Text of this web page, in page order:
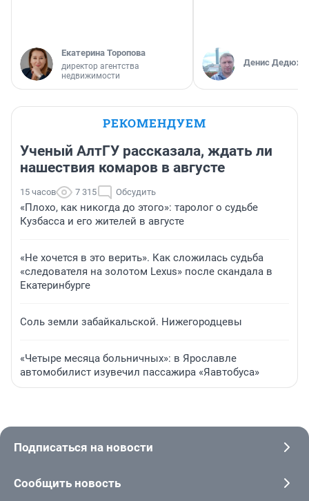
Екатерина Торопова
директор агентства
недвижимости
Денис
РЕКОМЕНДУЕМ
Ученый АлтГУ рассказала, ждать ли
нашествия комаров в августе
15 часов 7 315 Обсудить
«Плохо, как никогда до этого»: таролог о судьбе
Кузбасса и его жителей в августе
«Не хочется в это верить». Как сложилась судьба
«следователя на золотом Lexus» после скандала в
Екатеринбурге
Соль земли забайкальской. Нижегородцевы
«Четыре месяца больничных»: в Ярославле
автомобилист изувечил пассажира «Яавтобуса»
Подписаться на новости
Сообщить новость